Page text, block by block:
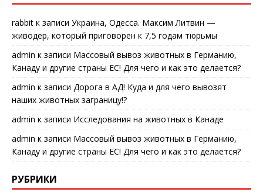
rabbit к записи Украина, Одесса. Максим Литвин —
живодер, который приговорен к 7,5 годам тюрьмы
admin к записи Массовый вывоз животных в Германию,
Канаду и другие страны ЕС! Для чего и как это делается?
admin к записи Дорога в АД! Куда и для чего вывозят
наших животных заграницу!?
admin к записи Исследования на животных в Канаде
admin к записи Массовый вывоз животных в Германию,
Канаду и другие страны ЕС! Для чего и как это делается?
РУБРИКИ